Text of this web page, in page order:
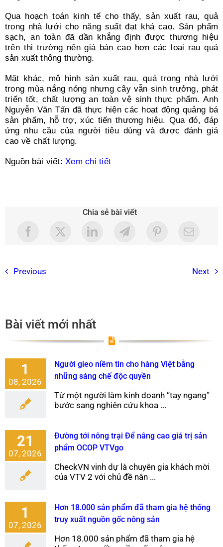
Qua hoạch toán kinh tế cho thấy, sản xuất rau, quả
trong nhà lưới cho năng suất đạt khá cao. Sản phẩm
sạch, an toàn đã dần khẳng định được thương hiệu
trên thị trường nên giá bán cao hơn các loại rau quả
sản xuất thông thường.
Mặt khác, mô hình sản xuất rau, quả trong nhà lưới
trong mùa nắng nóng nhưng cây vẫn sinh trưởng, phát
triển tốt, chất lượng an toàn vệ sinh thực phẩm. Anh
Nguyễn Văn Tấn đã thực hiện các hoạt động quảng bá
sản phẩm, hỗ trợ, xúc tiến thương hiệu. Qua đó, đáp
ứng nhu cầu của người tiêu dùng và được đánh giá
cao về chất lượng.
Nguồn bài viết:Xem chi tiết
Chia sẻ bài viết
Previous Next
Bài viết mới nhất
1
08, 2026
Người gieo niềm tin cho hàng Việt bằng
những sáng chế độc quyền
Từ một người làm kinh doanh “tay ngang”
bước sang nghiên cứu khoa ...
21
07, 2026
Đường tới nông trại Để nâng cao giá trị sản
phẩm OCOP VTVgo
CheckVN vinh dự là chuyên gia khách mời
của VTV 2 với chủ đề nân ...
1
07, 2026
Hơn 18.000 sản phẩm đã tham gia hệ thống
truy xuất nguồn gốc nông sản
Hơn 18.000 sản phẩm đã tham gia hệ